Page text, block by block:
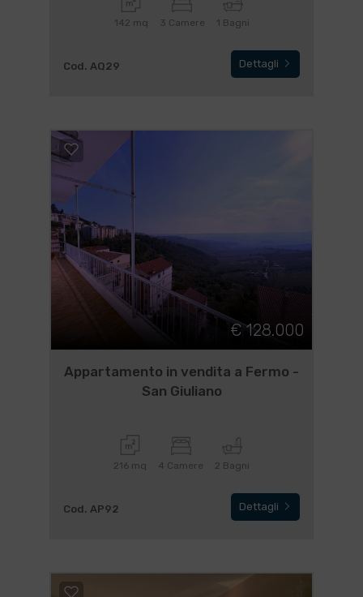
142 mq 3 Camere 1 Bagni
Cod. AQ29 Dettagli
€ 128.000
Appartamento in vendita a Fermo -
San Giuliano
216 mq 4 Camere 2 Bagni
Cod. AP92 Dettagli